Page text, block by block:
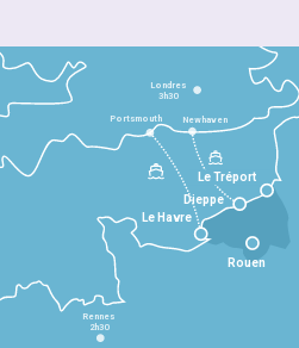
Le Havre
Dieppe
Le Tréport
Rennes
2h30
Londres
3h30
Newhaven
Portsmouth
Rouen